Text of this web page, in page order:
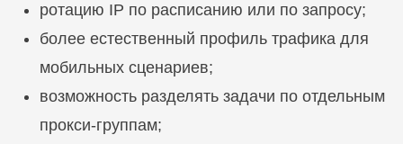
ротацию IP по расписанию или по запросу;
более естественный профиль трафика для
мобильных сценариев;
возможность разделять задачи по отдельным
прокси-группам;